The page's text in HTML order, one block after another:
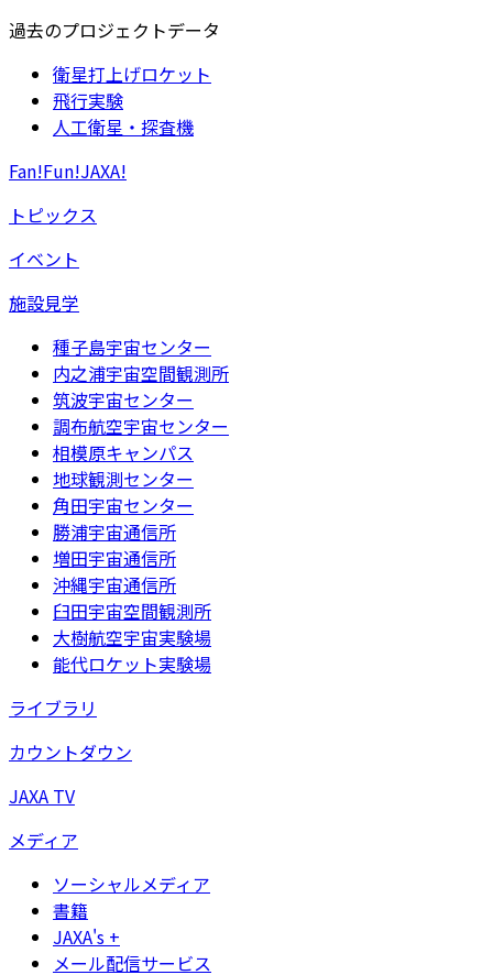
過去のプロジェクトデータ
衛星打上げロケット
飛行実験
人工衛星・探査機
Fan!Fun!JAXA!
トピックス
イベント
施設見学
種子島宇宙センター
内之浦宇宙空間観測所
筑波宇宙センター
調布航空宇宙センター
相模原キャンパス
地球観測センター
角田宇宙センター
勝浦宇宙通信所
増田宇宙通信所
沖縄宇宙通信所
臼田宇宙空間観測所
大樹航空宇宙実験場
能代ロケット実験場
ライブラリ
カウントダウン
JAXA TV
メディア
ソーシャルメディア
書籍
JAXA's +
メール配信サービス